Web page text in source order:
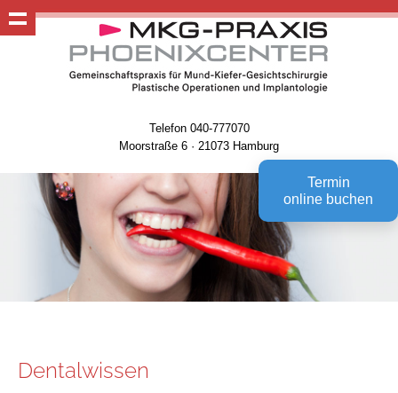
Termin
online buchen
Telefon 040-777070
Moorstraße 6 · 21073 Hamburg
Dentalwissen